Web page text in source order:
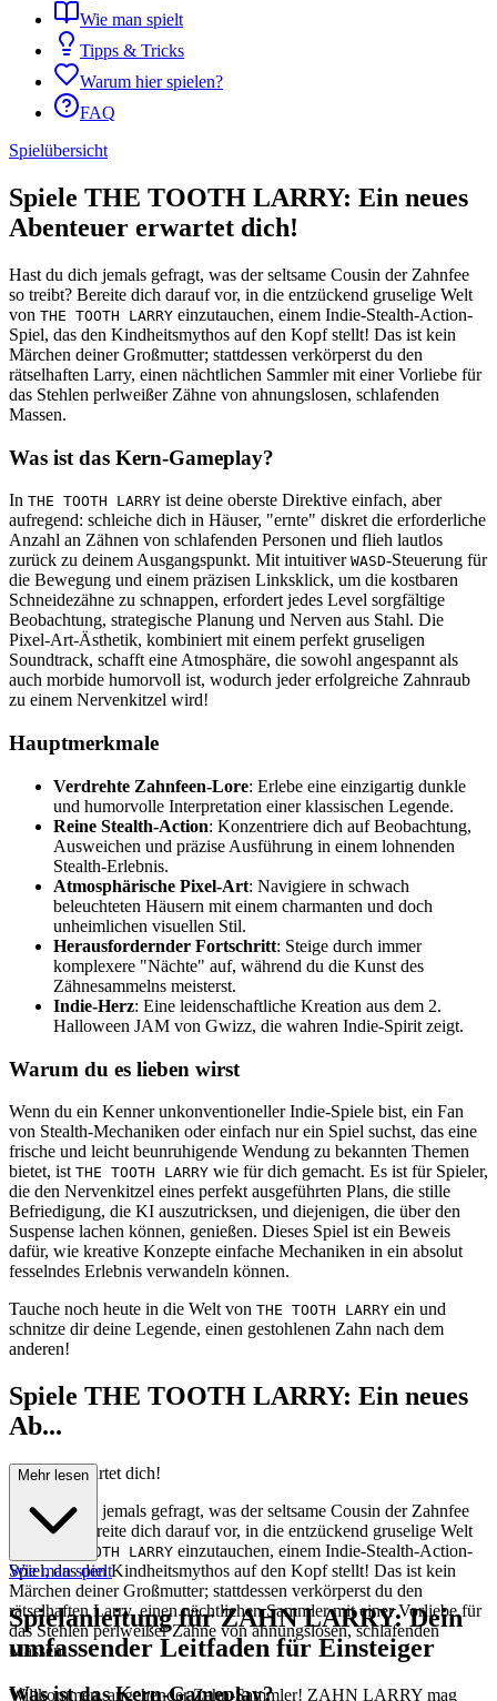
Wie man spielt
Tipps & Tricks
Warum hier spielen?
FAQ
Spielübersicht
Spiele THE TOOTH LARRY: Ein neues
Abenteuer erwartet dich!
Hast du dich jemals gefragt, was der seltsame Cousin der Zahnfee
so treibt? Bereite dich darauf vor, in die entzückend gruselige Welt
von THE TOOTH LARRY einzutauchen, einem Indie-Stealth-Action-
Spiel, das den Kindheitsmythos auf den Kopf stellt! Das ist kein
Märchen deiner Großmutter; stattdessen verkörperst du den
rätselhaften Larry, einen nächtlichen Sammler mit einer Vorliebe für
das Stehlen perlweißer Zähne von ahnungslosen, schlafenden
Massen.
Was ist das Kern-Gameplay?
In THE TOOTH LARRY ist deine oberste Direktive einfach, aber
aufregend: schleiche dich in Häuser, "ernte" diskret die erforderliche
Anzahl an Zähnen von schlafenden Personen und flieh lautlos
zurück zu deinem Ausgangspunkt. Mit intuitiver WASD-Steuerung für
die Bewegung und einem präzisen Linksklick, um die kostbaren
Schneidezähne zu schnappen, erfordert jedes Level sorgfältige
Beobachtung, strategische Planung und Nerven aus Stahl. Die
Pixel-Art-Ästhetik, kombiniert mit einem perfekt gruseligen
Soundtrack, schafft eine Atmosphäre, die sowohl angespannt als
auch morbide humorvoll ist, wodurch jeder erfolgreiche Zahnraub
zu einem Nervenkitzel wird!
Hauptmerkmale
Verdrehte Zahnfeen-Lore: Erlebe eine einzigartig dunkle
und humorvolle Interpretation einer klassischen Legende.
Reine Stealth-Action: Konzentriere dich auf Beobachtung,
Ausweichen und präzise Ausführung in einem lohnenden
Stealth-Erlebnis.
Atmosphärische Pixel-Art: Navigiere in schwach
beleuchteten Häusern mit einem charmanten und doch
unheimlichen visuellen Stil.
Herausfordernder Fortschritt: Steige durch immer
komplexere "Nächte" auf, während du die Kunst des
Zähnesammelns meisterst.
Indie-Herz: Eine leidenschaftliche Kreation aus dem 2.
Halloween JAM von Gwizz, die wahren Indie-Spirit zeigt.
Warum du es lieben wirst
Wenn du ein Kenner unkonventioneller Indie-Spiele bist, ein Fan
von Stealth-Mechaniken oder einfach nur ein Spiel suchst, das eine
frische und leicht beunruhigende Wendung zu bekannten Themen
bietet, ist THE TOOTH LARRY wie für dich gemacht. Es ist für Spieler,
die den Nervenkitzel eines perfekt ausgeführten Plans, die stille
Befriedigung, die KI auszutricksen, und diejenigen, die über den
Suspense lachen können, genießen. Dieses Spiel ist ein Beweis
dafür, wie kreative Konzepte einfache Mechaniken in ein absolut
fesselndes Erlebnis verwandeln können.
Tauche noch heute in die Welt von THE TOOTH LARRY ein und
schnitze dir deine Legende, einen gestohlenen Zahn nach dem
anderen!
Spiele THE TOOTH LARRY: Ein neues
Ab...
enteuer erwartet dich!
Hast du dich jemals gefragt, was der seltsame Cousin der Zahnfee
so treibt? Bereite dich darauf vor, in die entzückend gruselige Welt
THE TOOTH LARRY einzutauchen, einem Indie-Stealth-Action-
Spiel, das den Kindheitsmythos auf den Kopf stellt! Das ist kein
Märchen deiner Großmutter; stattdessen verkörperst du den
rätselhaften Larry, einen nächtlichen Sammler mit einer Vorliebe für
das Stehlen perlweißer Zähne von ahnungslosen, schlafenden
Massen.
Was ist das Kern-Gameplay?
Mehr lesen
Wie man spielt
Spielanleitung für ZAHN LARRY: Dein
umfassender Leitfaden für Einsteiger
Willkommen, angehender Zahn-Sammler! ZAHN LARRY mag